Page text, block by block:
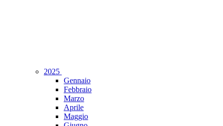
2025
Gennaio
Febbraio
Marzo
Aprile
Maggio